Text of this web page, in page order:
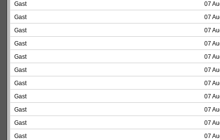
Gast
07
Gast
07
Gast
07
Gast
07
Gast
07
Gast
07
Gast
07
Gast
07
Gast
07
Gast
07
Gast
07